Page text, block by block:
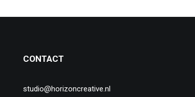
CONTACT
studio@horizoncreative.nl